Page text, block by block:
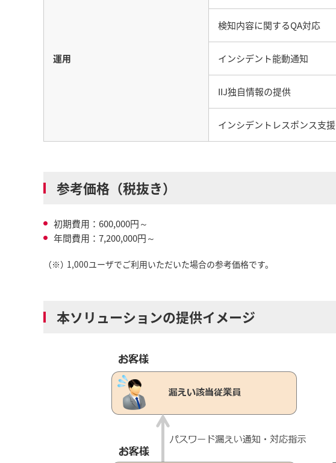
運用
検知内容に関するQA対応
インシデント能動通知
IIJ独自情報の提供
インシデントレスポンス支援
参考価格（税抜き）
初期費用：600,000円～
年間費用：7,200,000円～
（※）1,000ユーザでご利用いただいた場合の参考価格です。
本ソリューションの提供イメージ